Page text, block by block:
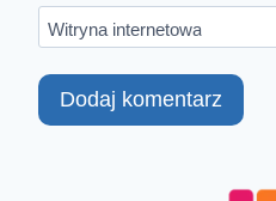
Witryna internetowa